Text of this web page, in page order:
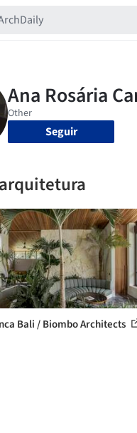
Seguir
Bali / Biombo Architects